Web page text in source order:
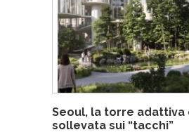
Seoul, la torre adattiva
sollevata sui “tacchi”